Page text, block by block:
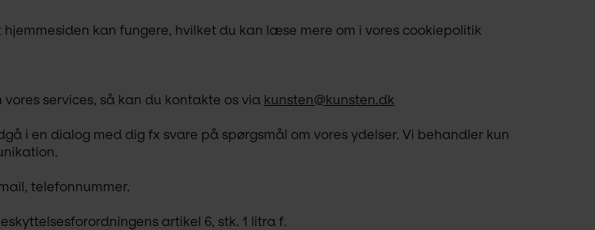
kan fungere, hvilket du kan læse mere om i vores cookiepolitik
services, så kan du kontakte os via kunsten@kunsten.dk
i en dialog med dig fx svare på spørgsmål om vores ydelser. Vi behandler kun
telefonnummer.
artikel 6, stk. 1 litra f.